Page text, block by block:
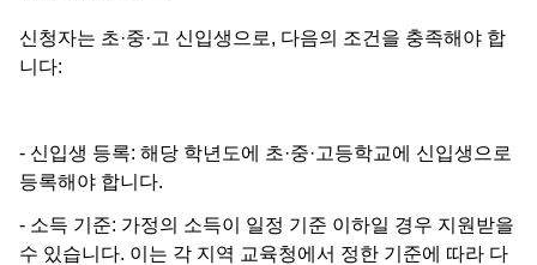
신청자는 초·중·고 신입생으로, 다음의 조건을 충족해야 합
니다:
- 신입생 등록: 해당 학년도에 초·중·고등학교에 신입생으로
등록해야 합니다.
- 소득 기준: 가정의 소득이 일정 기준 이하일 경우 지원받을
수 있습니다. 이는 각 지역 교육청에서 정한 기준에 따라 다